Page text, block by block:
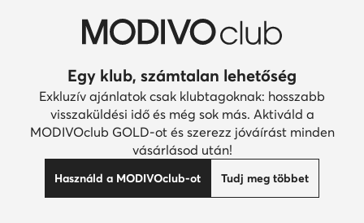
Egy klub, számtalan lehetőség
Exkluzív ajánlatok csak klubtagoknak: hosszabb
visszaküldési idő és még sok más. Aktiváld a
MODIVOclub GOLD-ot és szerezz jóváírást minden
vásárlásod után!
Használd a MODIVOclub-ot Tudj meg többet